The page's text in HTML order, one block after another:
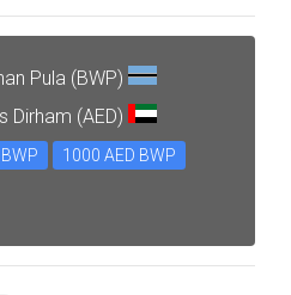
Pula (BWP)
Dirham (AED)
1000 AED BWP